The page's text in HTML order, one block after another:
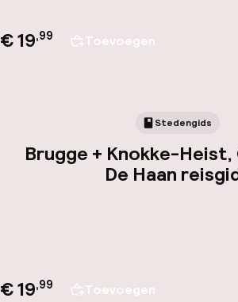
€ 19,99 Toevoegen
Stedengids
Brugge + Knokke-
De Haan
€ 19,99 Toevoegen